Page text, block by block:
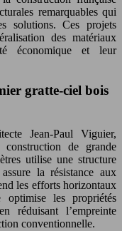
remarquables qui
solutions. Ces projets
des matériaux
économique et leur
gratte-ciel bois
Jean-Paul Viguier,
de grande
utilise une structure
la résistance aux
les efforts horizontaux
les propriétés
réduisant l’empreinte
conventionnelle.